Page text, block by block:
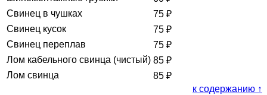
Свинец в чушках
75 ₽
Свинец кусок
75 ₽
Свинец переплав
75 ₽
Лом кабельного свинца (чистый) 85 ₽
Лом свинца
85 ₽
к содержанию ↑